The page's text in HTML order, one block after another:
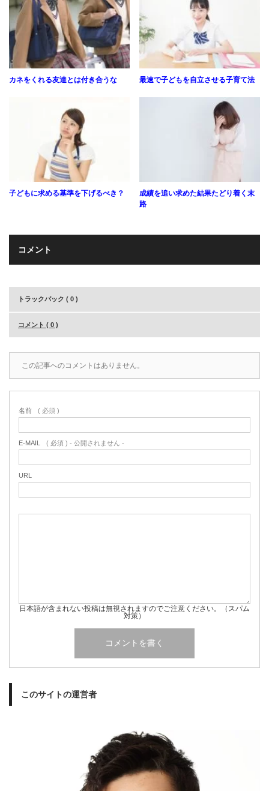
カネをくれる友達とは付き合うな 最速で子どもを自立させる子育て法
子どもに求める基準を下げるべき？
成績を追い求めた結果たどり着く末
路
コメント
トラックバック ( 0 )
コメント ( 0 )
この記事へのコメントはありません。
名前 ( 必須 )
E-MAIL ( 必須 ) - 公開されません -
URL
日本語が含まれない投稿は無視されますのでご注意ください。（スパム
対策）
このサイトの運営者